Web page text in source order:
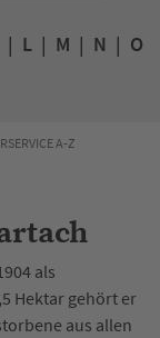
| L | M | N | O
A-Z
als
Hektar gehört er
aus allen